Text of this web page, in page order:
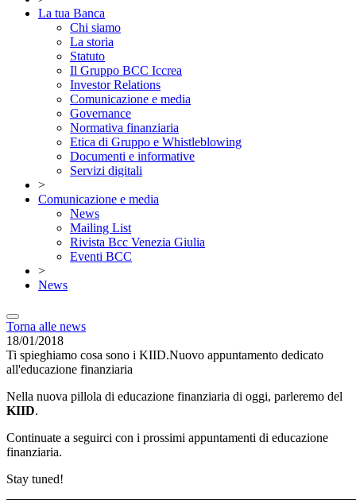
La tua Banca
Chi siamo
La storia
Statuto
Il Gruppo BCC Iccrea
Investor Relations
Comunicazione e media
Governance
Normativa finanziaria
Etica di Gruppo e Whistleblowing
Documenti e informative
Servizi digitali
>
Comunicazione e media
News
Mailing List
Rivista Bcc Venezia Giulia
Eventi BCC
>
News
Torna alle news
18/01/2018
Ti spieghiamo cosa sono i KIID.Nuovo appuntamento dedicato
all'educazione finanziaria
Nella nuova pillola di educazione finanziaria di oggi, parleremo del
KIID.
Continuate a seguirci con i prossimi appuntamenti di educazione
finanziaria.
Stay tuned!